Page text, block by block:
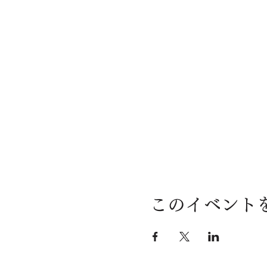
このイベント